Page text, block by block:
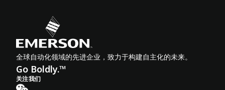
全球自动化领域的先进企业，致力于构建自主化的未来。
Go Boldly.™
关注我们